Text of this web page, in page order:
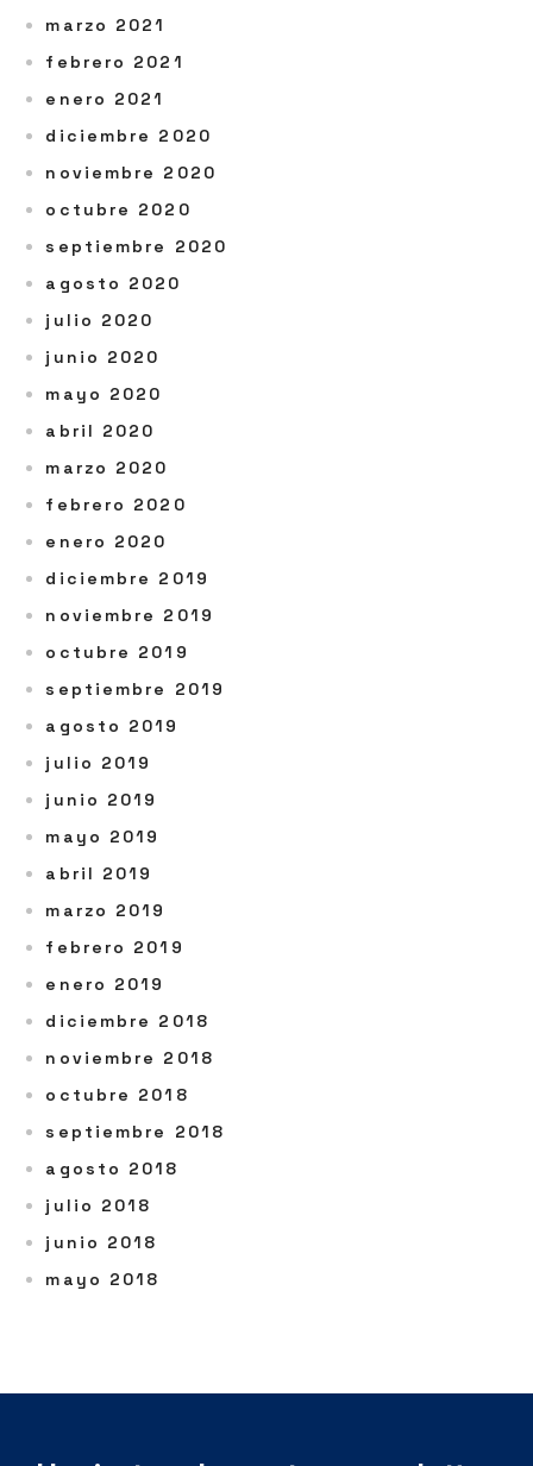
marzo 2021
febrero 2021
enero 2021
diciembre 2020
noviembre 2020
octubre 2020
septiembre 2020
agosto 2020
julio 2020
junio 2020
mayo 2020
abril 2020
marzo 2020
febrero 2020
enero 2020
diciembre 2019
noviembre 2019
octubre 2019
septiembre 2019
agosto 2019
julio 2019
junio 2019
mayo 2019
abril 2019
marzo 2019
febrero 2019
enero 2019
diciembre 2018
noviembre 2018
octubre 2018
septiembre 2018
agosto 2018
julio 2018
junio 2018
mayo 2018